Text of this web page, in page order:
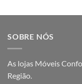
SOBRE NÓS
As lojas Móveis
Região.